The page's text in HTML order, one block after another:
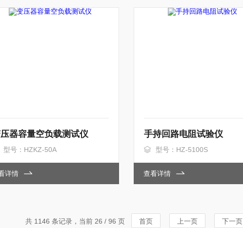
器容量空负载测试仪
型号：HZKZ-50A
详情
手持回路电阻试验仪
型号：HZ-5100S
查看详情
共 1146 条记录，当前 26 / 96 页 首页 上一页 下一页